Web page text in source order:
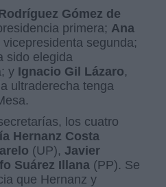
Gómez de
primera; Ana
segunda;
sido elegida
y Ignacio Gil Lázaro,
ultraderecha tenga
los cuatro
Hernanz Costa
(UP), Javier
Suárez Illana (PP). Se
que Hernanz y